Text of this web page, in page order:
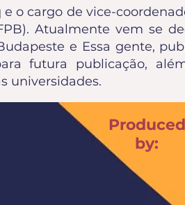
o cargo de vice-
Atualmente vem se
e Essa gente,
futura publicação,
universidades.
Produced
by: